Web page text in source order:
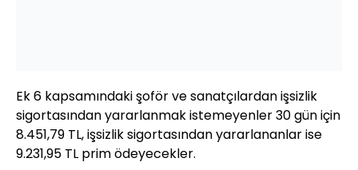
Ek 6 kapsamındaki şoför ve sanatçılardan işsizlik
sigortasından yararlanmak istemeyenler 30 gün için
8.451,79 TL, işsizlik sigortasından yararlananlar ise
9.231,95 TL prim ödeyecekler.